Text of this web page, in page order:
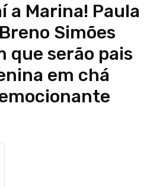
a Marina! Paula
Simões
que serão pais
em chá